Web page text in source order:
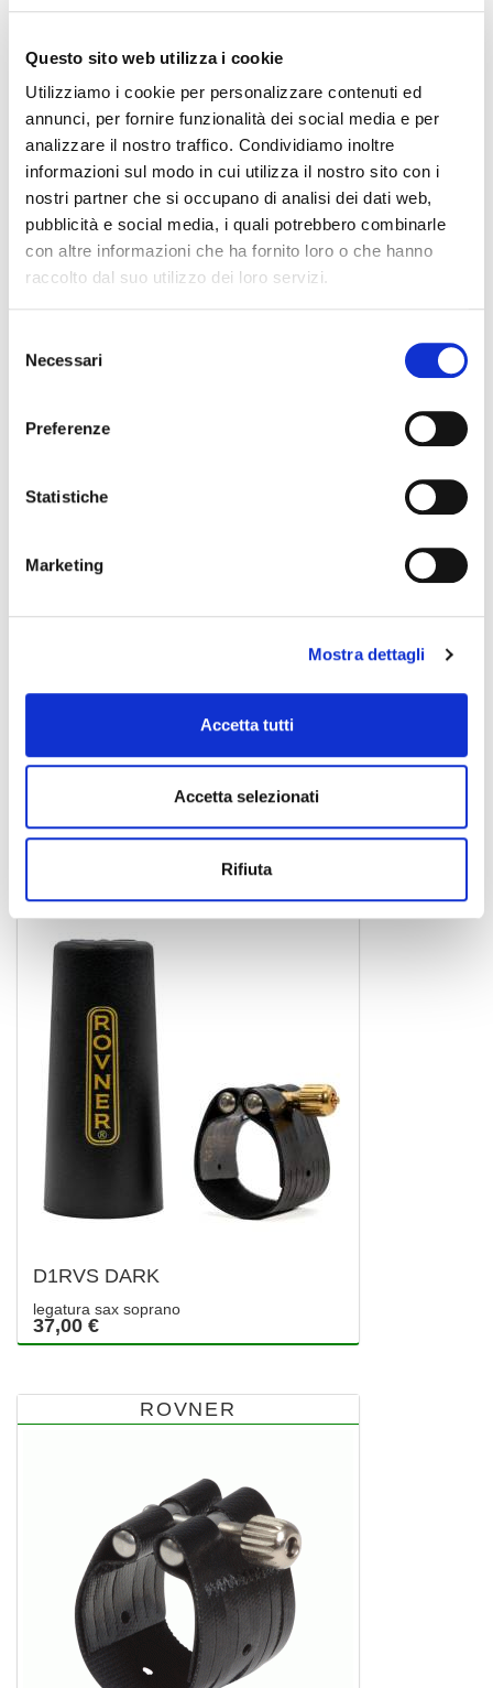
Questo sito web utilizza i cookie
Utilizziamo i cookie per personalizzare contenuti ed
annunci, per fornire funzionalità dei social media e per
analizzare il nostro traffico. Condividiamo inoltre
informazioni sul modo in cui utilizza il nostro sito con i
nostri partner che si occupano di analisi dei dati web,
pubblicità e social media, i quali potrebbero combinarle
con altre informazioni che ha fornito loro o che hanno
raccolto dal suo utilizzo dei loro servizi.
delNecessari
Preferenze
Statistiche
Marketing
Mostra dettagli
Accetta tutti
Accetta selezionati
Rifiuta
Platinum P1RL
legatura per sax alto
L3 LIGHT
legatura sax soprano
D1RVS DARK
legatura sax soprano
37,00 €
ROVNER